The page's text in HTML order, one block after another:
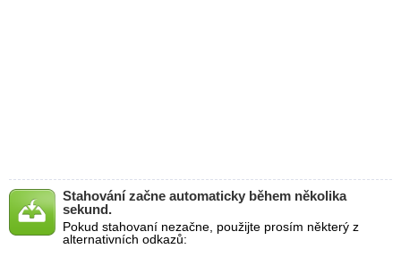
Stahování začne automaticky během několika
sekund.
Pokud stahovaní nezačne, použijte prosím některý z
alternativních odkazů: